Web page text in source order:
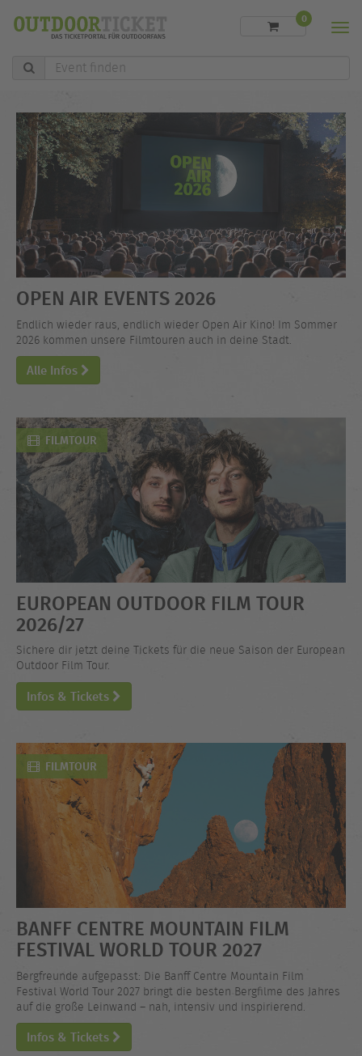
Event
finden
0
OPEN AIR EVENTS 2026
Endlich wieder raus, endlich wieder Open Air Kino! Im Sommer
2026 kommen unsere Filmtouren auch in deine Stadt.
Alle Infos
FILMTOUR
EUROPEAN OUTDOOR FILM TOUR
2026/27
Sichere dir jetzt deine Tickets für die neue Saison der European
Outdoor Film Tour.
Infos & Tickets
FILMTOUR
BANFF CENTRE MOUNTAIN FILM
FESTIVAL WORLD TOUR 2027
Bergfreunde aufgepasst: Die Banff Centre Mountain Film
Festival World Tour 2027 bringt die besten Bergfilme des Jahres
auf die große Leinwand – nah, intensiv und inspirierend.
Infos & Tickets